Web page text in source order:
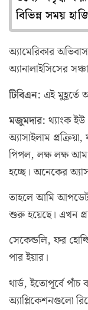
বিভিন্ন সময়
অ্যামেরিকার
অ্যানালাইসিসের
টিবিএন: এই
মজুমদার: থ্যাংক
অ্যাসাইলাম
পিপল, লক্ষ লক্ষ
হচ্ছে। অনেকের
তাহলে আমি
শুরু হয়েছে। এখন
সেকেন্ডলি, ফর
পার ইয়ার।
থার্ড, ইতোপূর্বে
অ্যাপ্লিকেশনগুলো